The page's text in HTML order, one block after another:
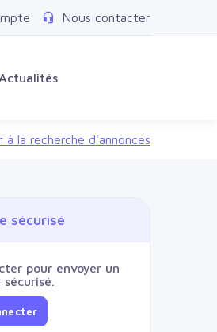
Nous contacter
Actualités
à la recherche d'annonces
sécurisé
pour envoyer un
sécurisé.